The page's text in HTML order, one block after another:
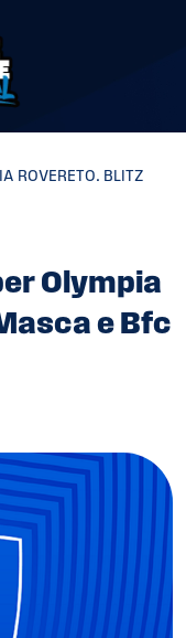
ROVERETO. BLITZ
Olympia
e Bfc